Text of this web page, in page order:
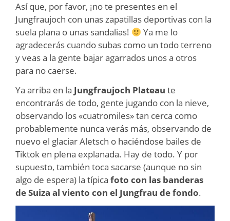
Así que, por favor, ¡no te presentes en el
Jungfraujoch con unas zapatillas deportivas con la
suela plana o unas sandalias!
Ya me lo
agradecerás cuando subas como un todo terreno
y veas a la gente bajar agarrados unos a otros
para no caerse.
Ya arriba en la Jungfraujoch Plateau te
encontrarás de todo, gente jugando con la nieve,
observando los «cuatromiles» tan cerca como
probablemente nunca verás más, observando de
nuevo el glaciar Aletsch o haciéndose bailes de
Tiktok en plena explanada. Hay de todo. Y por
supuesto, también toca sacarse (aunque no sin
algo de espera) la típica foto con las banderas
de Suiza al viento con el Jungfrau de fondo.